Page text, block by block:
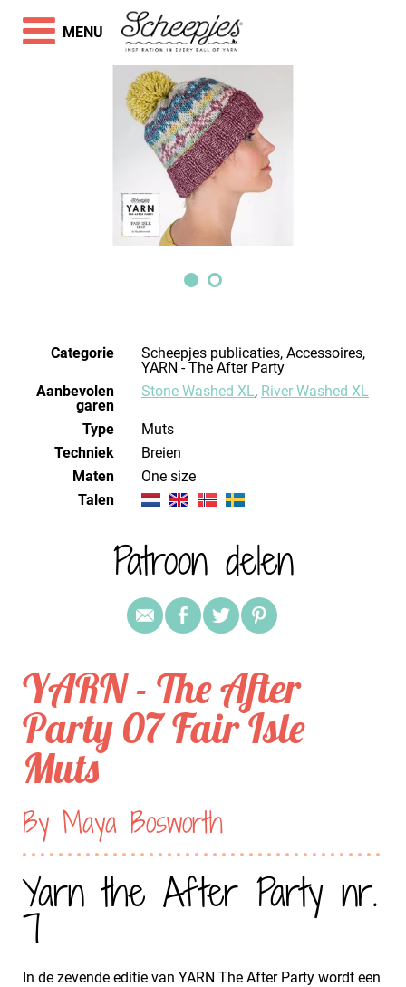
Categorie
Scheepjes publicaties, Accessoires,
YARN - The After Party
Aanbevolen
garen
Stone Washed XL, River Washed XL
Type
Muts
Techniek
breien
Maten
one size
Talen
Patroon delen
YARN - The After
Party 07 Fair Isle
Muts
By Maya Bosworth
Yarn the After Party nr.
7
In de zevende editie van YARN The After Party wordt een
MENU